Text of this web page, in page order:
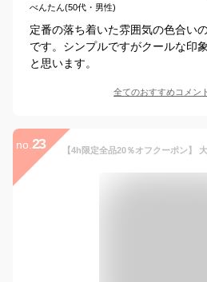
べんたん(50代・男性)
定番の落ち着いた雰囲気の色合い
です。シンプルですがクールな印
と思います。
全てのおすすめコメント
no. 23